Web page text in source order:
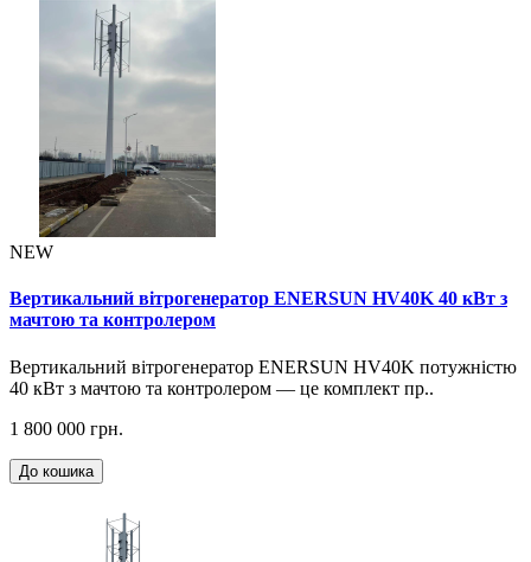
NEW
Вертикальний вітрогенератор ENERSUN HV40K 40 кВт з
мачтою та контролером
Вертикальний вітрогенератор ENERSUN HV40K потужністю
40 кВт з мачтою та контролером — це комплект пр..
1 800 000 грн.
До кошика